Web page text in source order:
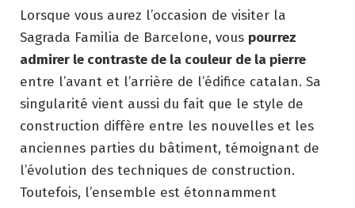
Lorsque vous aurez l’occasion de visiter la
Sagrada Familia de Barcelone, vous pourrez
admirer le contraste de la couleur de la pierre
entre l’avant et l’arrière de l’édifice catalan. Sa
singularité vient aussi du fait que le style de
construction diffère entre les nouvelles et les
anciennes parties du bâtiment, témoignant de
l’évolution des techniques de construction.
Toutefois, l’ensemble est étonnamment